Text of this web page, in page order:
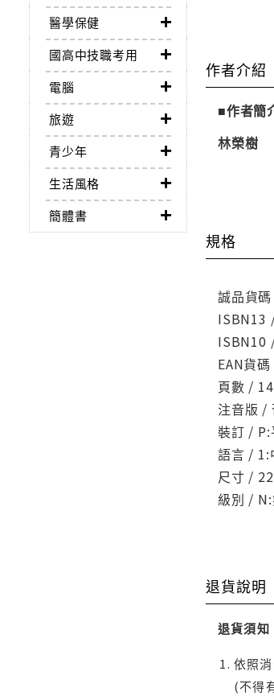
醫學保健
國高中技職考用
電腦
旅遊
青少年
生活風格
簡體書
作者介紹
■作者簡
林榮樹
規格
誠品貨
ISBN13
ISBN10
EAN貨
頁數 /
注音版 /
裝訂 / P:
語言 / 1:
尺寸 /
級別 /
退貨說明
退貨須知
依照
(不得